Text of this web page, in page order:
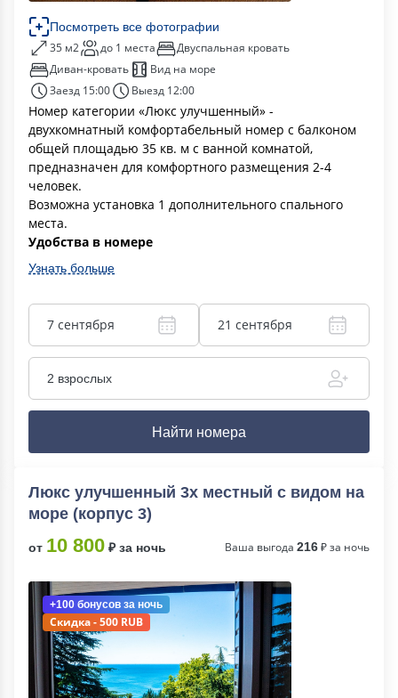
Посмотреть все фотографии
35 м2 до 1 места
Двуспальная кровать
Диван-кровать
Вид на море
Заезд 15:00
Выезд 12:00
Номер категории «Люкс улучшенный» -
двухкомнатный комфортабельный номер с балконом
общей площадью 35 кв. м с ванной комнатой,
предназначен для комфортного размещения 2-4
человек.
Возможна установка 1 дополнительного спального
места.
Удобства в номере
Узнать больше
7 сентября 21 сентября
2 взрослых
Найти номера
Люкс улучшенный 3х местный с видом на
море (корпус 3)
от 10 800 ₽ за ночь Ваша выгода 216₽ за ночь
+100 бонусов за ночь
Скидка - 500 RUB